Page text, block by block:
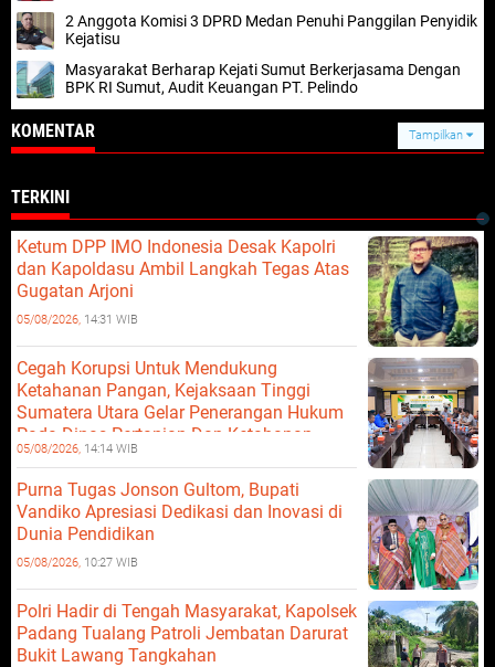
2 Anggota Komisi 3 DPRD Medan Penuhi Panggilan Penyidik
Kejatisu
Masyarakat Berharap Kejati Sumut Berkerjasama Dengan
BPK RI Sumut, Audit Keuangan PT. Pelindo
KOMENTAR Tampilkan
TERKINI
Ketum DPP IMO Indonesia Desak Kapolri
dan Kapoldasu Ambil Langkah Tegas Atas
Gugatan Arjoni
05/08/2026, 14:31 WIB
Cegah Korupsi Untuk Mendukung
Ketahanan Pangan, Kejaksaan Tinggi
Sumatera Utara Gelar Penerangan Hukum
Pada Dinas Pertanian Dan Ketahanan
Pangan
05/08/2026, 14:14 WIB
Purna Tugas Jonson Gultom, Bupati
Vandiko Apresiasi Dedikasi dan Inovasi di
Dunia Pendidikan
05/08/2026, 10:27 WIB
Polri Hadir di Tengah Masyarakat, Kapolsek
Padang Tualang Patroli Jembatan Darurat
Bukit Lawang Tangkahan